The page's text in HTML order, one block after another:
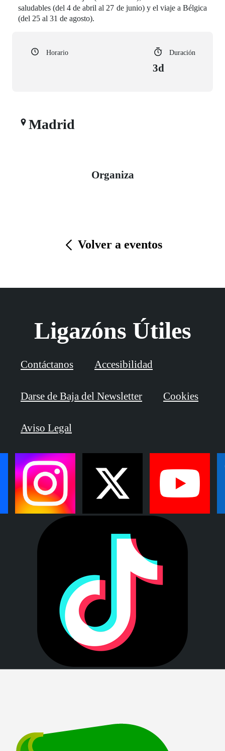
saludables (del 4 de abril al 27 de junio) y el viaje a Bélgica
(del 25 al 31 de agosto).
Horario Duración
3d
Madrid
Organiza
Volver a eventos
Ligazóns Útiles
Contáctanos Accesibilidad
Darse de Baja del Newsletter Cookies
Aviso Legal